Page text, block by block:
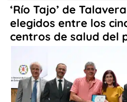
‘Río Tajo’ de
elegidos entre los
centros de salud del